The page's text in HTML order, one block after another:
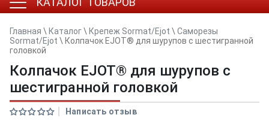
Главная \ Каталог\ Крепеж Sormat/Ejot \ Саморезы
Sormat/Ejot \ Колпачок EJOT® для шурупов с шестигранной
головкой
Колпачок EJOT® для шурупов с
шестигранной головкой
Написать отзыв